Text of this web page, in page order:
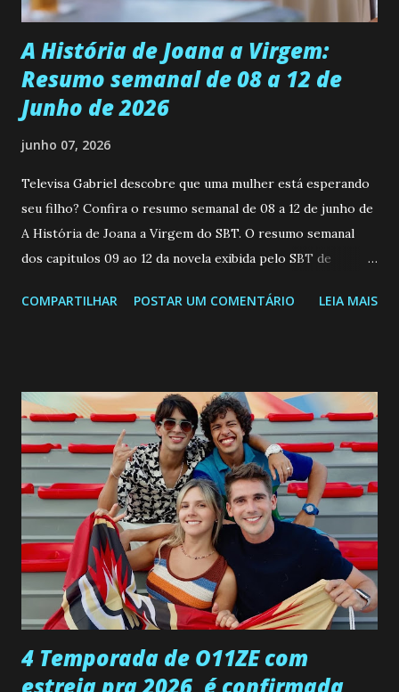
A História de Joana a Virgem:
Resumo semanal de 08 a 12 de
Junho de 2026
junho 07, 2026
Televisa Gabriel descobre que uma mulher está esperando
seu filho? Confira o resumo semanal de 08 a 12 de junho de
A História de Joana a Virgem do SBT. O resumo semanal
dos capitulos 09 ao 12 da novela exibida pelo SBT de
a Programação Semanal do SBT de 08/06/26 a 14/06/26
confessa a Gabriel que ele demonstrou ser o tipo de
pessoa que ela tanto desejou durante toda a vida. Camila
entra no quarto de Gabriel e imagina como seria o
encontro deles, quando conseguir seduzi-lo. Manuel avisa a
Paula sobre a suposta infidelidade de Gabriel com Joana.
Rogerio consegue se livrar de todas as suspeitas pelo
desaparecimento de Francisco, apontando que ele poderia
ter sido vítima da fúria de Gabriel. Artur informa a Gabriel
que a clínica inseminou por engano outra paciente, que está
...
COMPARTILHAR POSTAR UM COMENTÁRIO LEIA MAIS
4 Temporada de O11ZE com
estreia pra 2026, é confirmada